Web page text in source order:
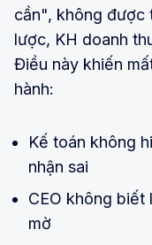
cần", không được
lược, KH doanh
Điều này khiến
hành:
Kế toán không
nhận sai
CEO không
mờ